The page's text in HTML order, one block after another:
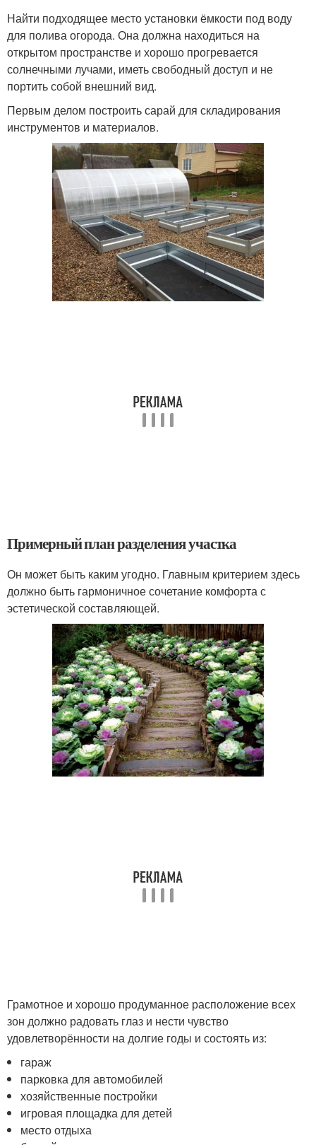
Найти подходящее место установки ёмкости под воду
для полива огорода. Она должна находиться на
открытом пространстве и хорошо прогревается
солнечными лучами, иметь свободный доступ и не
портить собой внешний вид.
Первым делом построить сарай для складирования
инструментов и материалов.
Примерный план разделения участка
Он может быть каким угодно. Главным критерием здесь
должно быть гармоничное сочетание комфорта с
эстетической составляющей.
Грамотное и хорошо продуманное расположение всех
зон должно радовать глаз и нести чувство
удовлетворённости на долгие годы и состоять из:
гараж
парковка для автомобилей
хозяйственные постройки
игровая площадка для детей
место отдыха